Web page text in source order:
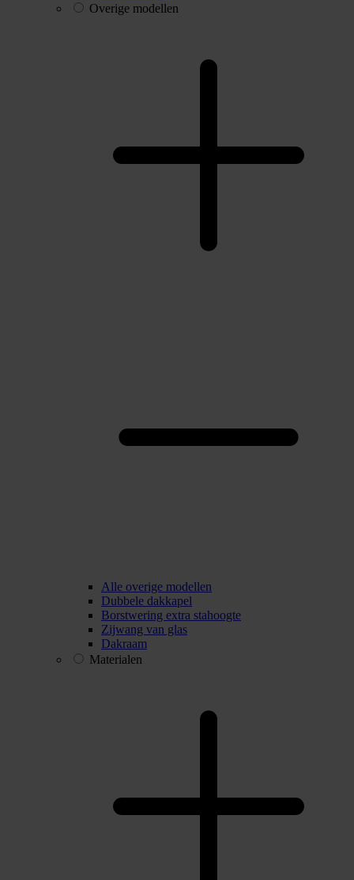
Overige modellen
Alle overige modellen
Dubbele dakkapel
Borstwering extra stahoogte
Zijwang van glas
Dakraam
Materialen